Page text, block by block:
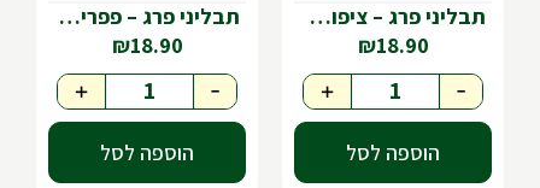
תבליני פרג – ציפורן שלמה
₪18.90
-
+
הוספה לסל
תבליני פרג – פפריקה מתוקה מעושנת
₪18.90
-
+
הוספה לסל